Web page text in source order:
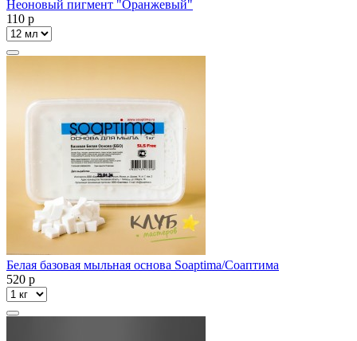
Неоновый пигмент "Оранжевый"
110 p
Белая базовая мыльная основа Soaptima/Соаптима
520 p